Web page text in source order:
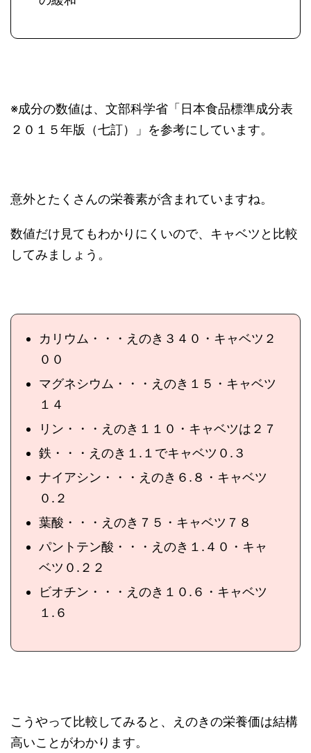
※成分の数値は、文部科学省「日本食品標準成分表
２０１５年版（七訂）」を参考にしています。
意外とたくさんの栄養素が含まれていますね。
数値だけ見てもわかりにくいので、キャベツと比較
してみましょう。
カリウム・・・えのき３４０・キャベツ２
００
マグネシウム・・・えのき１５・キャベツ
１４
リン・・・えのき１１０・キャベツは２７
鉄・・・えのき１.１でキャベツ０.３
ナイアシン・・・えのき６.８・キャベツ
０.２
葉酸・・・えのき７５・キャベツ７８
パントテン酸・・・えのき１.４０・キャ
ベツ０.２２
ビオチン・・・えのき１０.６・キャベツ
１.６
こうやって比較してみると、えのきの栄養価は結構
高いことがわかります。